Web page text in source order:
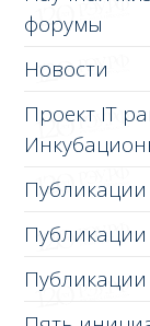
форумы
Новости
Проект IT
Публикации